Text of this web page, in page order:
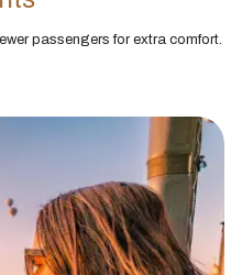
passengers for extra comfort.